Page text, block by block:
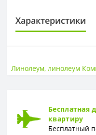
Характеристики
Основа
ТОЛЩИНА
Линолеум, линолеум
Бесплатная
квартиру
Бесплатный